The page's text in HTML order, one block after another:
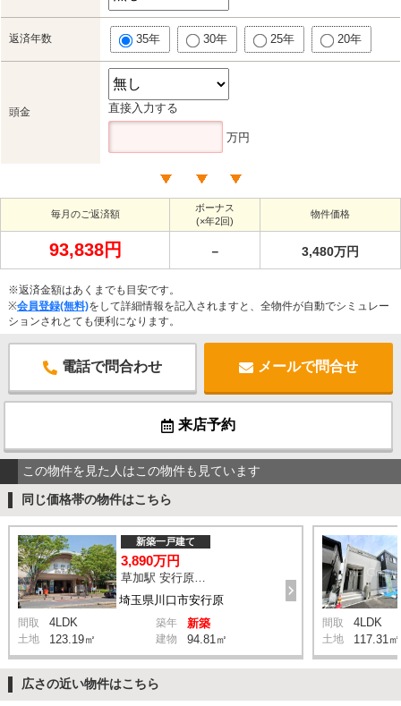
返済年数 35年 30年 25年 20年
頭金 直接入力する
万円
毎月のご返済額
ボーナス
(×年2回)
物件価格
93,838円 － 3,480万円
※返済金額はあくまでも目安です。
※会員登録(無料)をして詳細情報を記入されますと、全物件が自動でシミュレー
ションされとても便利になります。
電話で問合わせ メールで問合せ
来店予約
この物件を見た人はこの物件も見ています
同じ価格帯の物件はこちら
埼玉県川口市安行原
新築一戸建て
3,890万円
間取 4LDK 築年 新築
土地 123.19㎡ 建物 94.81㎡
間取 4LDK
土地 117.31㎡
広さの近い物件はこちら